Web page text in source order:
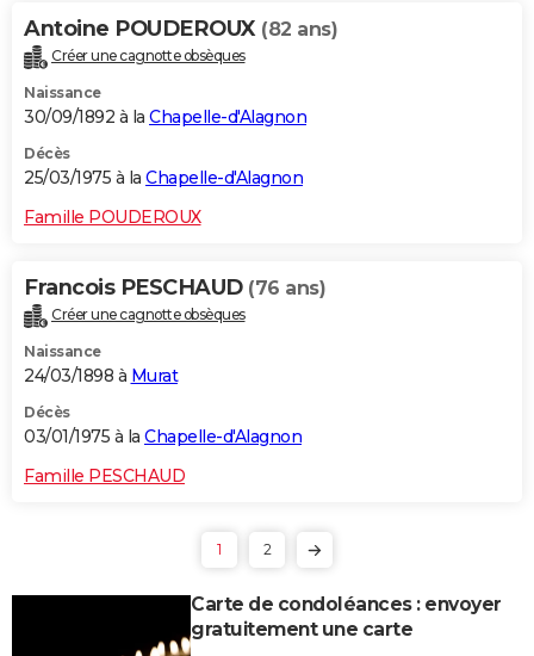
Antoine POUDEROUX (82 ans)
Créer une cagnotte obsèques
Naissance
30/09/1892 à la Chapelle-d'Alagnon
Décès
25/03/1975 à la Chapelle-d'Alagnon
Famille POUDEROUX
Francois PESCHAUD (76 ans)
Créer une cagnotte obsèques
Naissance
24/03/1898 à Murat
Décès
03/01/1975 à la Chapelle-d'Alagnon
Famille PESCHAUD
1 2
Carte de condoléances : envoyer
gratuitement une carte